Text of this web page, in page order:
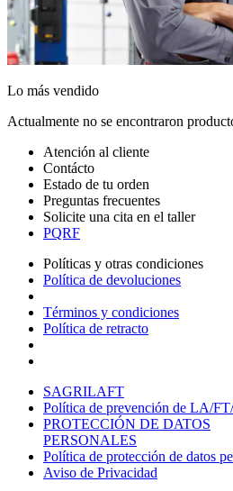
Lo más vendido
Actualmente no se encontraron
Atención al cliente
Contácto
Estado de tu orden
Preguntas frecuentes
Solicite una cita en el taller
PQRF
Políticas y otras condiciones
Política de devoluciones
Términos y condiciones
Política de retracto
SAGRILAFT
Política de prevención de LA/
PROTECCIÓN DE DATOS
PERSONALES
Política de protección de datos
Aviso de Privacidad